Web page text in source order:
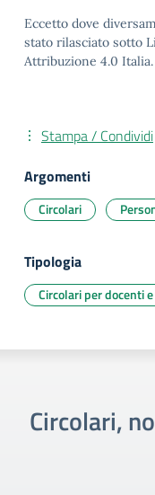
Eccetto dove
stato rilasciato sotto
Attribuzione 4.0 Italia.
Stampa / Condividi
Argomenti
Circolari
Tipologia
Circolari per docenti
Circolari,